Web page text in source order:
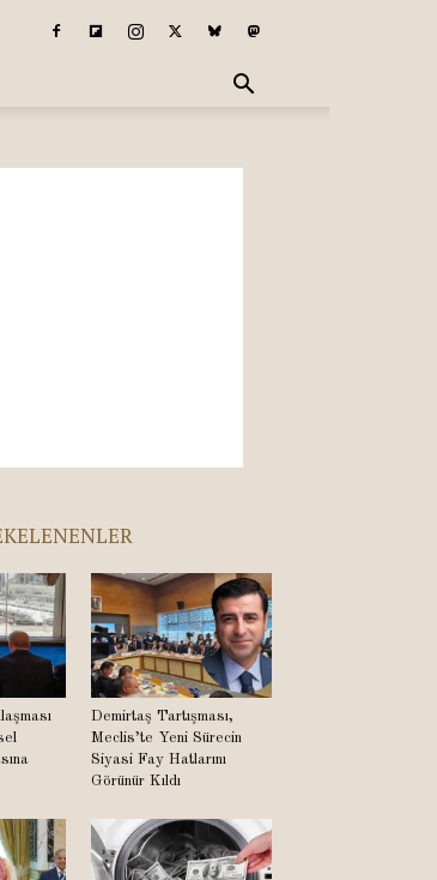
Demirtaş Tartışması,
Meclis’te Yeni Sürecin
Siyasi Fay Hatlarını
Görünür Kıldı